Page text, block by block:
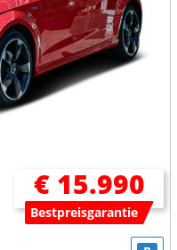
€ 15.990
Bestpreisgarantie